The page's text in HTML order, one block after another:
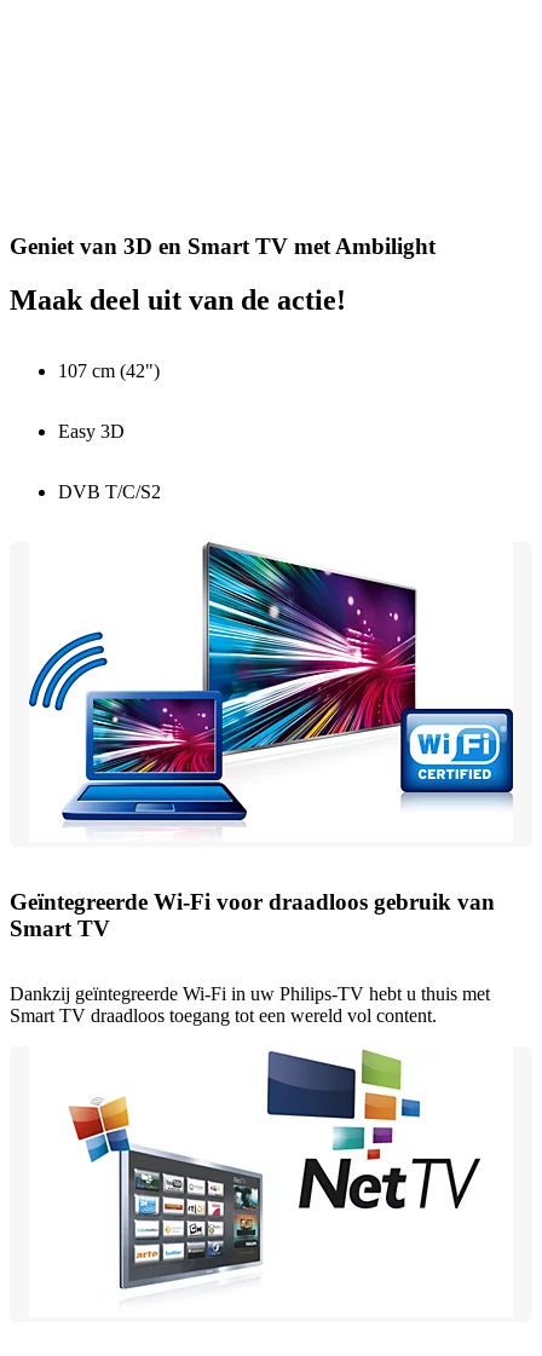
Geniet van 3D en Smart TV met Ambilight
Maak deel uit van de actie!
107 cm (42")
Easy 3D
DVB T/C/S2
Geïntegreerde Wi-Fi voor draadloos gebruik van
Smart TV
Dankzij geïntegreerde Wi-Fi in uw Philips-TV hebt u thuis met
Smart TV draadloos toegang tot een wereld vol content.